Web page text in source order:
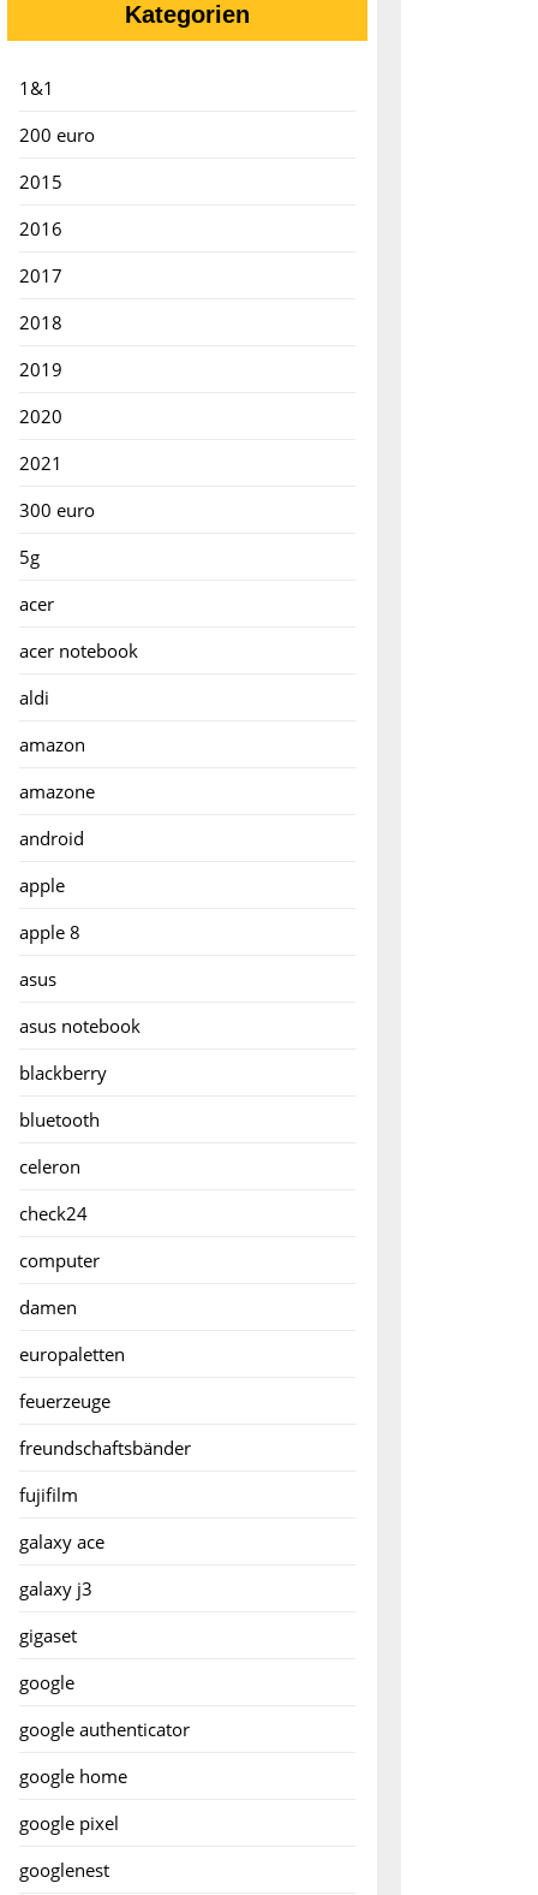
Kategorien
1&1
200 euro
2015
2016
2017
2018
2019
2020
2021
300 euro
5g
acer
acer notebook
aldi
amazon
amazone
android
apple
apple 8
asus
asus notebook
blackberry
bluetooth
celeron
check24
computer
damen
europaletten
feuerzeuge
freundschaftsbänder
fujifilm
galaxy ace
galaxy j3
gigaset
google
google authenticator
google home
google pixel
googlenest